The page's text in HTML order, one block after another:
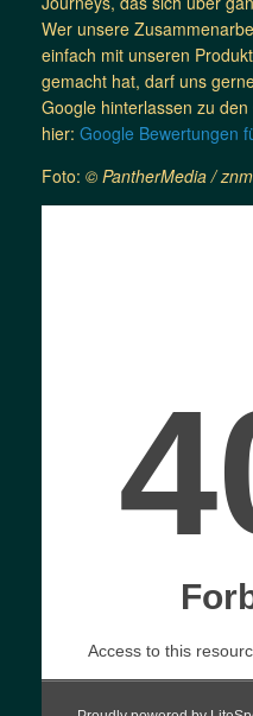
Wer unsere
einfach mit unseren
gemacht hat, darf uns
Google hinterlassen zu
hier: Google Bewertungen
Foto: © PantherMedia /